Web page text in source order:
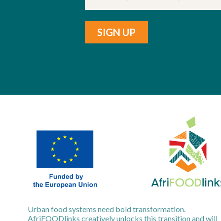
Urban food systems need bold transformation.
AfriFOODlinks creatively unlocks this transition and will